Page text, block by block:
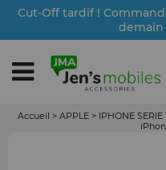
Cut-Off tardif !
demain
Accueil > APPLE > IPHONE SERIE